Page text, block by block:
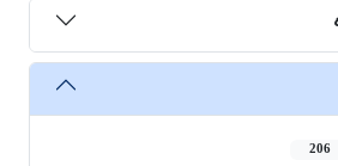
206